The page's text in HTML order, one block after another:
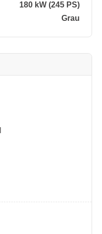
180 kW (245 PS)
Grau